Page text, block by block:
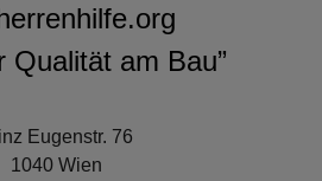
Qualität am Bau”
Eugenstr. 76
1040 Wien